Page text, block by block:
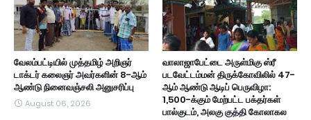
வேலம்பட்டியில் முத்தமிழ் அறிஞர்
டாக்டர் கலைஞர் அவர்களின் 8-ஆம்
ஆண்டு நினைவஞ்சலி அனுசரிப்பு
August 06, 2026
வாலாஜாபேட்டை அருள்மிகு ஸ்ரீ
படவேட்டம்மன் திருக்கோவிலில் 47-
ஆம் ஆண்டு ஆடிப் பெருவிழா:
1,500-க்கும் மேற்பட்ட பக்தர்கள்
பால்குடம், அலகு குத்தி கோலாகல